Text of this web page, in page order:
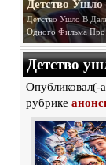
Детство
Детство Ушло В
Одного Фильма Про
Детство
Опубликовал(-
рубрике